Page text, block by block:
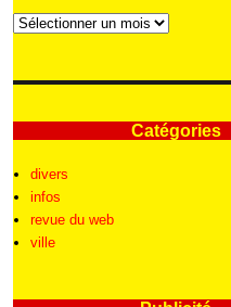
Archives
Catégories
divers
infos
revue du web
ville